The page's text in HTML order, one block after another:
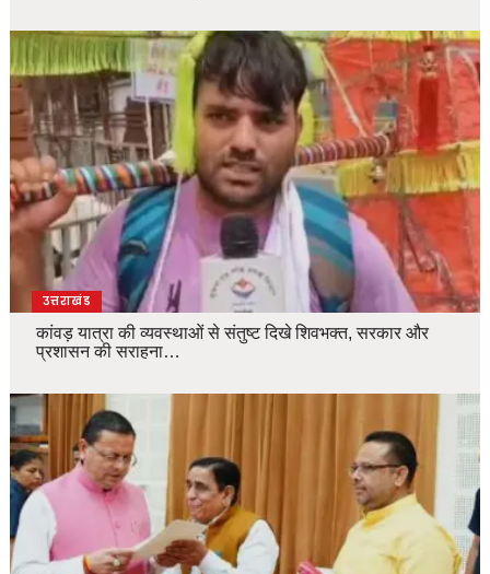
उत्तराखंड
कांवड़ यात्रा की व्यवस्थाओं से संतुष्ट दिखे शिवभक्त, सरकार और
प्रशासन की सराहना…